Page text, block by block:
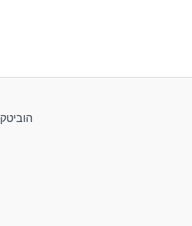
Copyright © 2026 הוביטק | Powered by הוביטק